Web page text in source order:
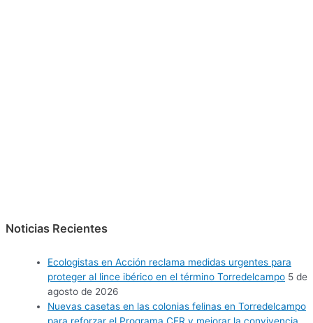
Noticias Recientes
Ecologistas en Acción reclama medidas urgentes para
proteger al lince ibérico en el término Torredelcampo 5 de
agosto de 2026
Nuevas casetas en las colonias felinas en Torredelcampo
para reforzar el Programa CER y mejorar la convivencia